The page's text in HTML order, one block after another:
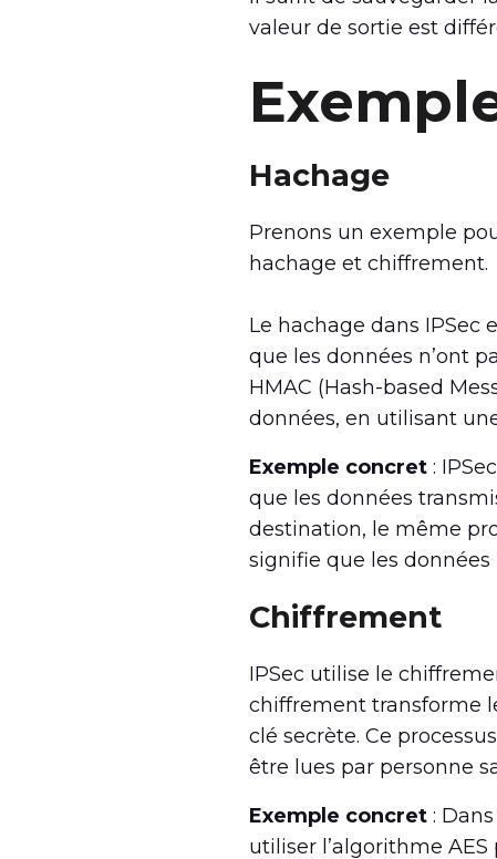
valeur de sortie est
Hachage
Prenons un exemple
hachage et chiffrement.
Le hachage dans IPSec
que les données n’ont
HMAC (Hash-based
données, en utilisant
Exemple concret :
que les données
destination, le même
signifie que les données
Chiffrement
IPSec utilise le
chiffrement transforme
clé secrète. Ce
être lues par personne
Exemple concret :
utiliser l’algorithme